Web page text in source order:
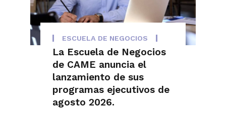
ESCUELA DE NEGOCIOS
La Escuela de Negocios
de CAME anuncia el
lanzamiento de sus
programas ejecutivos de
agosto 2026.